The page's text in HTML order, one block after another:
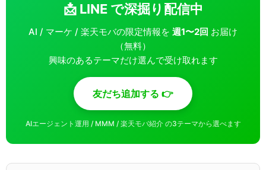
📩 LINE で深掘り配信中
AI / マーケ / 楽天モバの限定情報を 週1〜2回 お届け
（無料）
興味のあるテーマだけ選んで受け取れます
友だち追加する 👉
AIエージェント運用 / MMM / 楽天モバ紹介 の3テーマから選べます